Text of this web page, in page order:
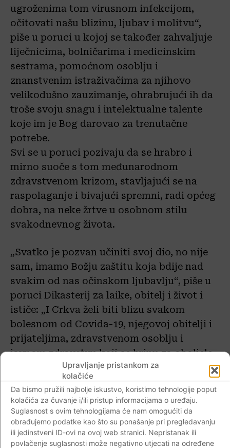
Upravljanje pristankom za
kolačiće
Da bismo pružili najbolje iskustvo, koristimo tehnologije poput
kolačića za čuvanje i/ili pristup informacijama o uređaju.
Suglasnost s ovim tehnologijama će nam omogućiti da
obrađujemo podatke kao što su ponašanje pri pregledavanju
ili jedinstveni ID-ovi na ovoj web stranici. Nepristanak ili
povlačenje suglasnosti može negativno utjecati na određene
ugroženima tom virusnom infekcijom,
očitovati našu blizinu, ljubav i molitvu“,
piše u poruci u kojoj se također zahvaljuje
liječnicima, bolničarima i medicinskim
sestrama, pomoćnom osoblju i
znanstvenim istraživačima za njihovo
velikodušno zauzimanje, ohrabrujući ih da
troše svoju snagu i intelektualne talente
koje im je Bog darovao za trenutačne
potrebe.
Svi se u poruci pozivaju da se hrabro i
mirno suoče s tom međunarodnom
zdravstvenom krizom, stavljajući se na
raspolaganje i bivajući spremni, radi općeg
dobra, na neke žrtve u osobnom stilu
svakodnevnog života.
„Svatko je pozvan učiniti svoj dio, no nije
sam, imamo Božju zaštitu koja bdije nad
svakim od nas očinskom ljubavlju“, piše u
poruci Dikasterij za laike, obitelj i život i
ističe: „I Crkva želi biti blizu svakom
bolesnom od Covida-19, njegovoj obitelji i
prijateljima, zdravstvenom osoblju i
javnom zdravstvu koji se brinu za oboljele,
pa i znanstvenicima koji traže lijek za tu
U poruci se Dikasterij posebno obraća
obiteljima koje su pozvane s ljubavlju i
velikim osjećajem odgovornosti voditi